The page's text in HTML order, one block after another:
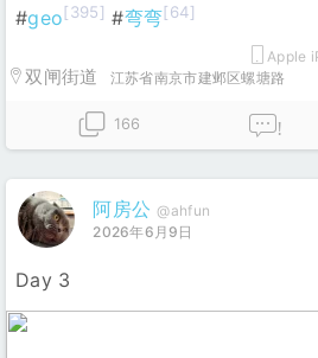
#geo[395] #弯弯[64]
Apple
双闸街道 江苏省南京市建邺区螺塘路
166 !
阿房公 @ahfun
2026年6月9日
Day 3